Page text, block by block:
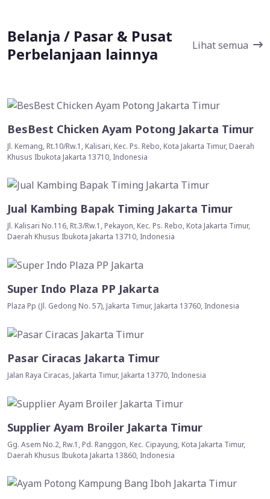
Belanja / Pasar & Pusat
Perbelanjaan lainnya
Lihat semua
BesBest Chicken Ayam Potong Jakarta Timur
Jl. Kemang, Rt.10/Rw.1, Kalisari, Kec. Ps. Rebo, Kota Jakarta Timur, Daerah
Khusus Ibukota Jakarta 13710, Indonesia
Jual Kambing Bapak Timing Jakarta Timur
Jl. Kalisari No.116, Rt.3/Rw.1, Pekayon, Kec. Ps. Rebo, Kota Jakarta Timur,
Daerah Khusus Ibukota Jakarta 13710, Indonesia
Super Indo Plaza PP Jakarta
Plaza Pp (Jl. Gedong No. 57), Jakarta Timur, Jakarta 13760, Indonesia
Pasar Ciracas Jakarta Timur
Jalan Raya Ciracas, Jakarta Timur, Jakarta 13770, Indonesia
Supplier Ayam Broiler Jakarta Timur
Gg. Asem No.2, Rw.1, Pd. Ranggon, Kec. Cipayung, Kota Jakarta Timur,
Daerah Khusus Ibukota Jakarta 13860, Indonesia